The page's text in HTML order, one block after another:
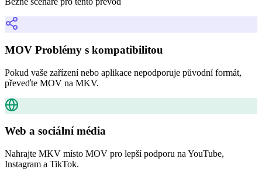
MOV Problémy s kompatibilitou
Pokud vaše zařízení nebo aplikace nepodporuje původní formát,
převeďte MOV na MKV.
Web a sociální média
Nahrajte MKV místo MOV pro lepší podporu na YouTube,
Instagram a TikTok.